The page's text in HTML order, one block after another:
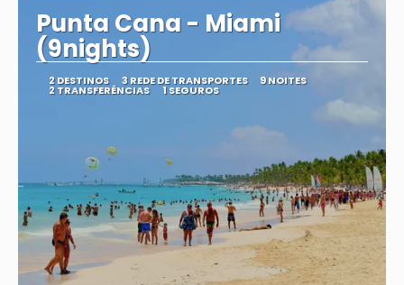
Punta Cana - Miami
(9nights)
2 DESTINOS 3 REDE DE TRANSPORTES 9 NOITES
2 TRANSFERÊNCIAS 1 SEGUROS